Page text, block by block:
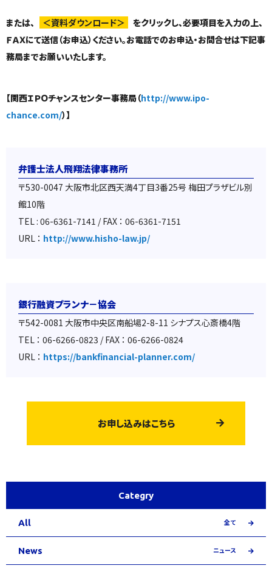
または、 ＜資料ダウンロード＞
をクリックし、必要項目を入力の上、
ＦＡＸにて送信（お申込）ください。お電話でのお申込・お問合せは下記事
務局までお願いいたします。
【関西ＩＰＯチャンスセンター事務局（http://www.ipo-
chance.com/）】
弁護士法人飛翔法律事務所
〒530-0047 大阪市北区西天満4丁目3番25号 梅田プラザビル別
館10階
TEL : 06-6361-7141 / FAX ： 06-6361-7151
URL ： http://www.hisho-law.jp/
銀行融資プランナ－協会
〒542-0081 大阪市中央区南船場2-8-11 シナプス心斎橋4階
TEL ： 06-6266-0823 / FAX ： 06-6266-0824
URL ： https://bankfinancial-planner.com/
お申し込みはこちら
Categry
All 全て
News ニュース